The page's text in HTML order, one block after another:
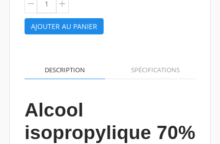
AJOUTER AU PANIER
DESCRIPTION SPÉCIFICATIONS
Alcool
isopropylique 70%